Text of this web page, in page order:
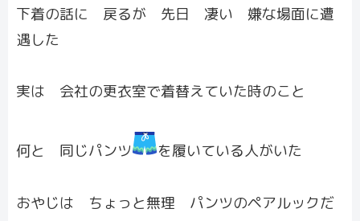
下着の話に 戻るが 先日 凄い 嫌な場面に遭
遇した
実は 会社の更衣室で着替えていた時のこと
何と 同じパンツ を履いている人がいた
おやじは ちょっと無理 パンツのペアルックだ